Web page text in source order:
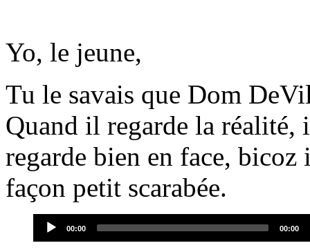
Yo, le jeune,
Tu le savais que Dom
Quand il regarde la réalité,
regarde bien en face, bicoz
façon petit scarabée.
Audio
Player
Current
00:00
Total
00:00